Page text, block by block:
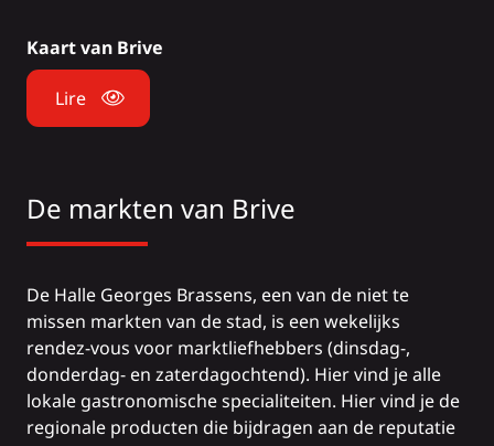
Kaart van Brive
Lire
De markten van Brive
De Halle Georges Brassens, een van de niet te
missen markten van de stad, is een wekelijks
rendez-vous voor marktliefhebbers (dinsdag-,
donderdag- en zaterdagochtend). Hier vind je alle
lokale gastronomische specialiteiten. Hier vind je de
regionale producten die bijdragen aan de reputatie